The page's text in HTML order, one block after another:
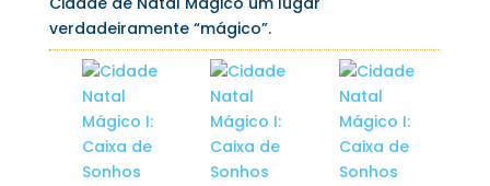
verdadeiramente “mágico”.